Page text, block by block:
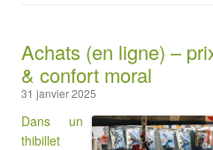
Achats (en ligne) –
& confort moral
31 janvier 2025
Dans un
thibillet